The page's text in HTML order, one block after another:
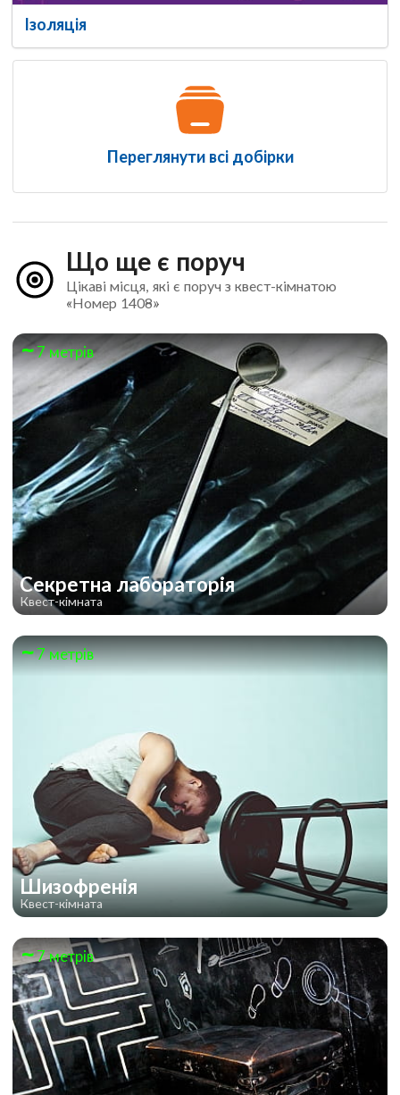
Ізоляція
Переглянути всі добірки
Що ще є поруч
Цікаві місця, які є поруч з квест-кімнатою
«Номер 1408»
7 метрів
Секретна лабораторія
Квест-кімната
7 метрів
Шизофренія
Квест-кімната
7 метрів